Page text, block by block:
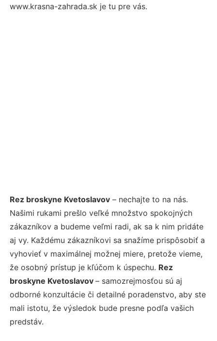
www.krasna-zahrada.sk je tu pre vás.
Rez broskyne Kvetoslavov – nechajte to na nás.
Našimi rukami prešlo veľké množstvo spokojných
zákazníkov a budeme veľmi radi, ak sa k nim pridáte
aj vy. Každému zákazníkovi sa snažíme prispôsobiť a
vyhovieť v maximálnej možnej miere, pretože vieme,
že osobný prístup je kľúčom k úspechu. Rez
broskyne Kvetoslavov – samozrejmosťou sú aj
odborné konzultácie či detailné poradenstvo, aby ste
mali istotu, že výsledok bude presne podľa vašich
predstáv.